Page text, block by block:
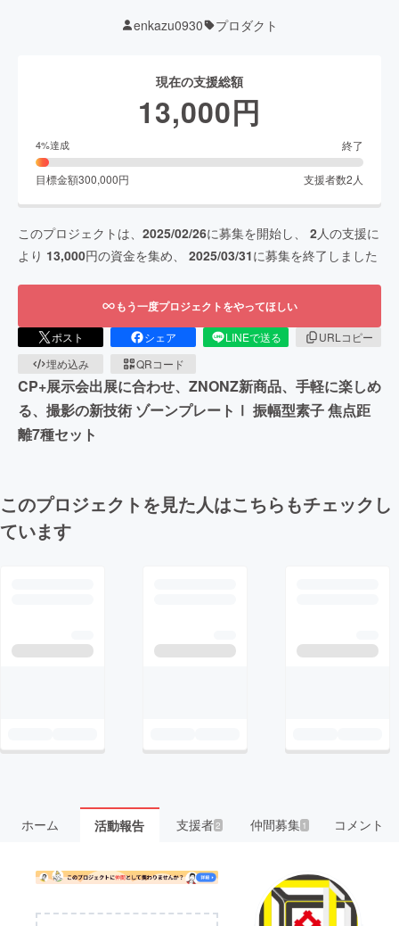
enkazu0930 プロダクト
現在の支援総額
13,000円
4%達成 終了
目標金額300,000円 支援者数2 人
このプロジェクトは、 2025/02/26に募集を開始し、 2人の支援に
より 13,000円の資金を集め、 2025/03/31に募集を終了しました
もう一度プロジェクトをやってほしい
ポスト シェア LINEで送る
URLコピー
埋め込み
QRコード
CP+展示会出展に合わせ、ZNONZ新商品、手軽に楽しめ
る、撮影の新技術 ゾーンプレートⅠ 振幅型素子 焦点距
離7種セット
このプロジェクトを見た人はこちらもチェックし
ています
ホーム 活動報告 支援者 2 仲間募集 1 コメント